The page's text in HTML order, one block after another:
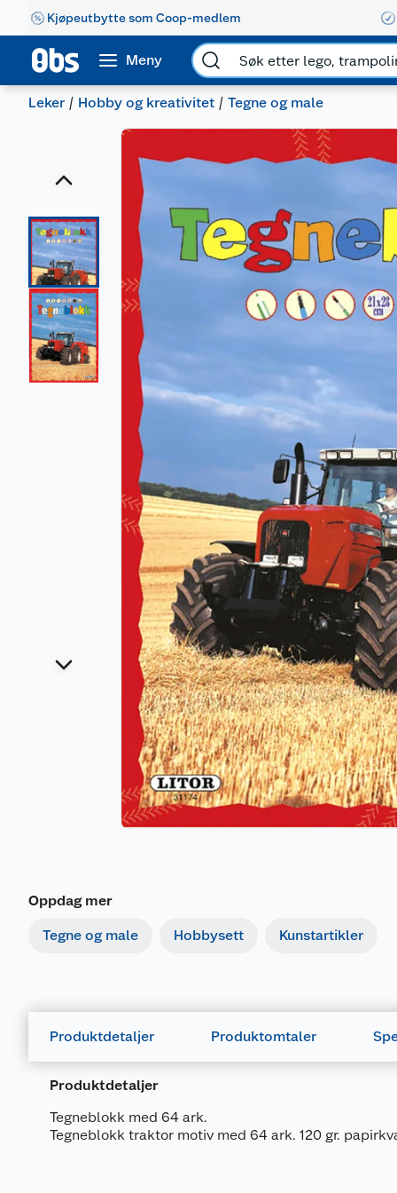
Kjøpeutbytte som Coop-medlem
Meny
Leker Hobby og kreativitet Tegne og male
Oppdag mer
Tegne og male Hobbysett Kunstartikler
Produktdetaljer Produktomtaler
Produktdetaljer
Tegneblokk med 64 ark.
Tegneblokk traktor motiv med 64 ark. 120 gr.